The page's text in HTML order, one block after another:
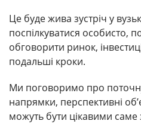
Це буде жива зустріч у
поспілкуватися особисто,
обговорити ринок,
подальші кроки.
Ми поговоримо про
напрямки, перспективні
можуть бути цікавими саме